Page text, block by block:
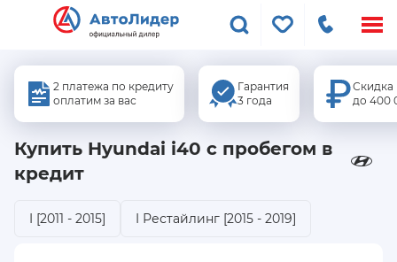
2 платежа по кредиту
оплатим за вас
Гарантия
3 года
Скидка
до 400
Купить Hyundai i40 с пробегом в
кредит
I [2011 - 2015] I Рестайлинг [2015 - 2019]